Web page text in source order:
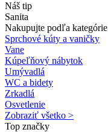
Náš tip
Sanita
Nakupujte podľa kategórie
Sprchové kúty a vaničky
Vane
Kúpeľňový nábytok
Umývadlá
WC a bidety
Zrkadlá
Osvetlenie
Zobraziť všetko >
Top značky